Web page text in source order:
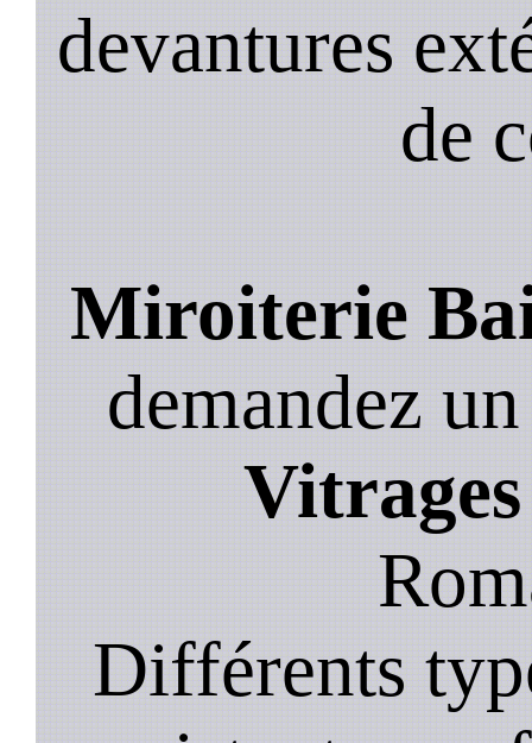
devantures
de
Miroiterie
demandez
Différents